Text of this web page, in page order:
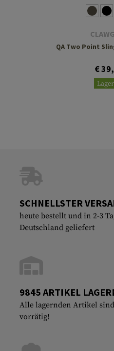
QA Two Point
€
SCHNELLSTER
heute bestellt und in 2-3
Deutschland geliefert
9845 ARTIKEL
Alle lagernden Artikel
vorrätig!